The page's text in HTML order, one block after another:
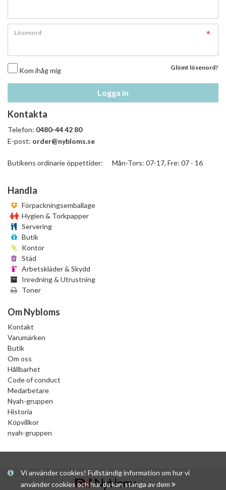
Vi använder cookies! Fullständig information om hur vi
använder cookies och hur du kan stänga av dem
Lösenord
Kom ihåg mig Glömt lösenord?
Logga in
Kontakta
Telefon: 0480-44 42 80
E-post: order@nybloms.se
Butikens ordinarie öppettider: Mån-Tors: 07-17, Fre: 07 - 16
Handla
Förpackningsemballage
Hygien & Torkpapper
Servering
Butik
Kontor
Städ
Arbetskläder & Skydd
Inredning & Utrustning
Toner
Om Nybloms
Kontakt
Varumärken
Butik
Om oss
Hållbarhet
Code of conduct
Medarbetare
Nyah-gruppen
Historia
Köpvillkor
nyah-gruppen